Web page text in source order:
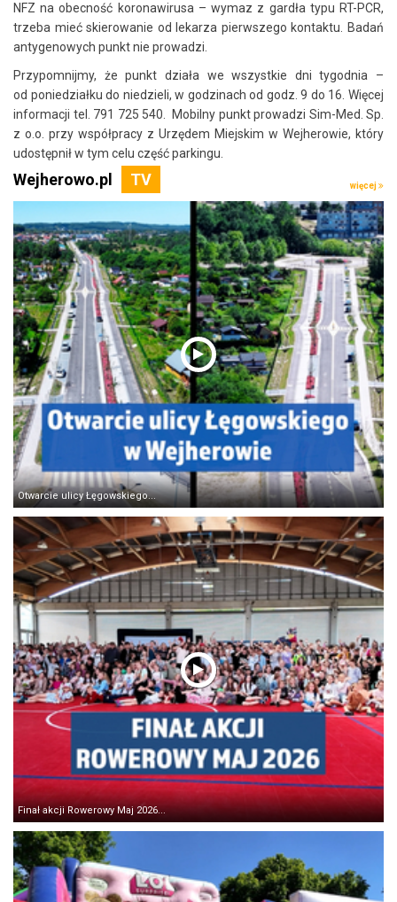
NFZ na obecność koronawirusa – wymaz z gardła typu RT-PCR,
trzeba mieć skierowanie od lekarza pierwszego kontaktu. Badań
antygenowych punkt nie prowadzi.
Przypomnijmy, że punkt działa we wszystkie dni tygodnia –
od poniedziałku do niedzieli, w godzinach od godz. 9 do 16. Więcej
informacji tel. 791 725 540. Mobilny punkt prowadzi Sim-Med. Sp.
z o.o. przy współpracy z Urzędem Miejskim w Wejherowie, który
udostępnił w tym celu część parkingu.
Wejherowo.pl
Otwarcie ulicy Łęgowskiego...
Finał akcji Rowerowy Maj 2026...
więcej